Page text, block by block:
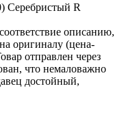
Серебристый R
описанию,
оригиналу (цена-
отправлен через
что немаловажно
достойный,